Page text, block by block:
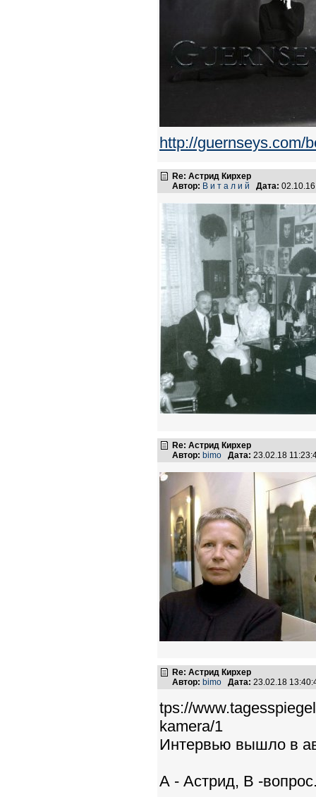
http://guernseys.com/
Re: Астрид Кирхер
Автор: В и т а л и й Дата:
Re: Астрид Кирхер
Автор: bimo Дата: 23.02.18
Re: Астрид Кирхер
Автор: bimo Дата: 23.02.18
tps://
kamera/1
Интервью вышло в
А - Астрид, В -